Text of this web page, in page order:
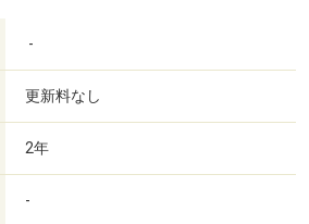
-
更新料なし
2年
-